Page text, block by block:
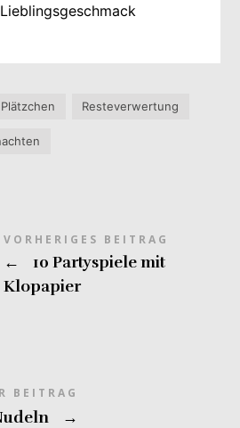
Plätzchen Resteverwertung
VORHERIGES BEITRAG
←
10 Partyspiele mit
Klopapier
BEITRAG
→